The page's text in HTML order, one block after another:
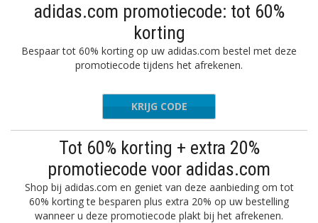
adidas.com promotiecode: tot 60%
korting
Bespaar tot 60% korting op uw adidas.com bestel met deze
promotiecode tijdens het afrekenen.
SAVINGS
KRIJG CODE
Tot 60% korting + extra 20%
promotiecode voor adidas.com
Shop bij adidas.com en geniet van deze aanbieding om tot
60% korting te besparen plus extra 20% op uw bestelling
wanneer u deze promotiecode plakt bij het afrekenen.